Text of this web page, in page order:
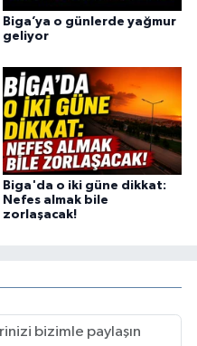
Biga’ya o günlerde yağmur
geliyor
Biga'da o iki güne dikkat:
Nefes almak bile
zorlaşacak!